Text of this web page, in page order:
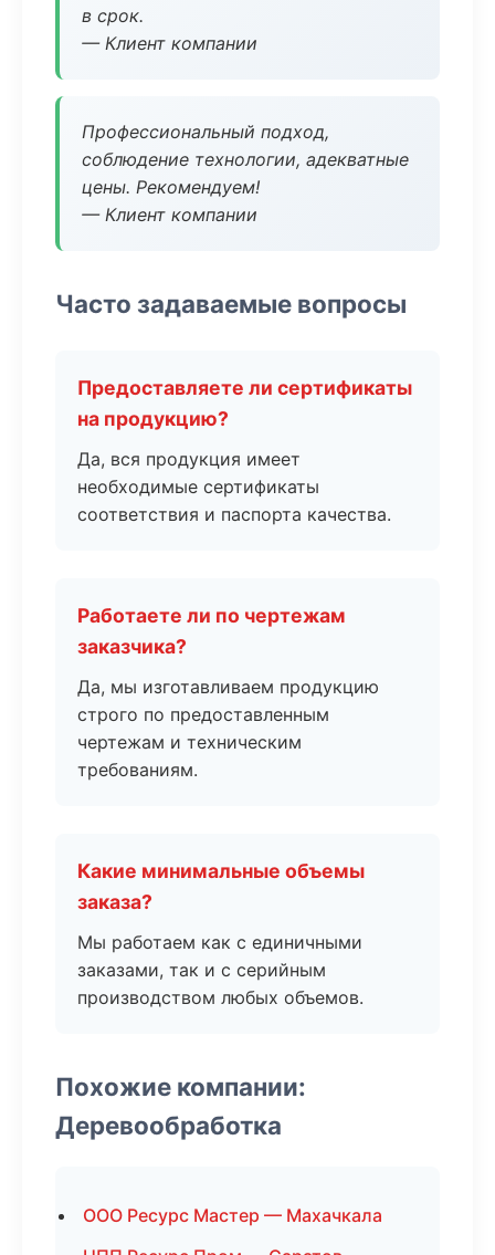
в срок.
— Клиент компании
Профессиональный подход,
соблюдение технологии, адекватные
цены. Рекомендуем!
— Клиент компании
Часто задаваемые вопросы
Предоставляете ли сертификаты
на продукцию?
Да, вся продукция имеет
необходимые сертификаты
соответствия и паспорта качества.
Работаете ли по чертежам
заказчика?
Да, мы изготавливаем продукцию
строго по предоставленным
чертежам и техническим
требованиям.
Какие минимальные объемы
заказа?
Мы работаем как с единичными
заказами, так и с серийным
производством любых объемов.
Похожие компании:
Деревообработка
ООО Ресурс Мастер — Махачкала